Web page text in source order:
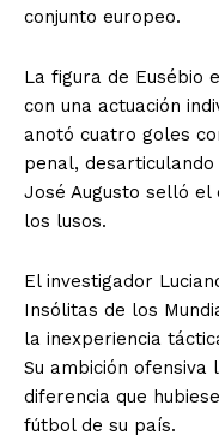
conjunto europeo.
La figura de Eusébio
con una actuación
anotó cuatro goles
penal,
José Augusto selló
los lusos.
El investigador
Insólitas de los
la inexperiencia
Su ambición ofensiva
diferencia que
fútbol de su país.